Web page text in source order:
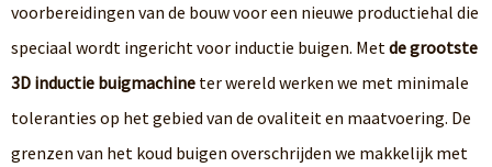
voorbereidingen van de bouw voor een nieuwe productiehal die
speciaal wordt ingericht voor inductie buigen. Metde grootste
3D inductie buigmachine ter wereld werken we met minimale
toleranties op het gebied van de ovaliteit en maatvoering. De
grenzen van het koud buigen overschrijden we makkelijk met